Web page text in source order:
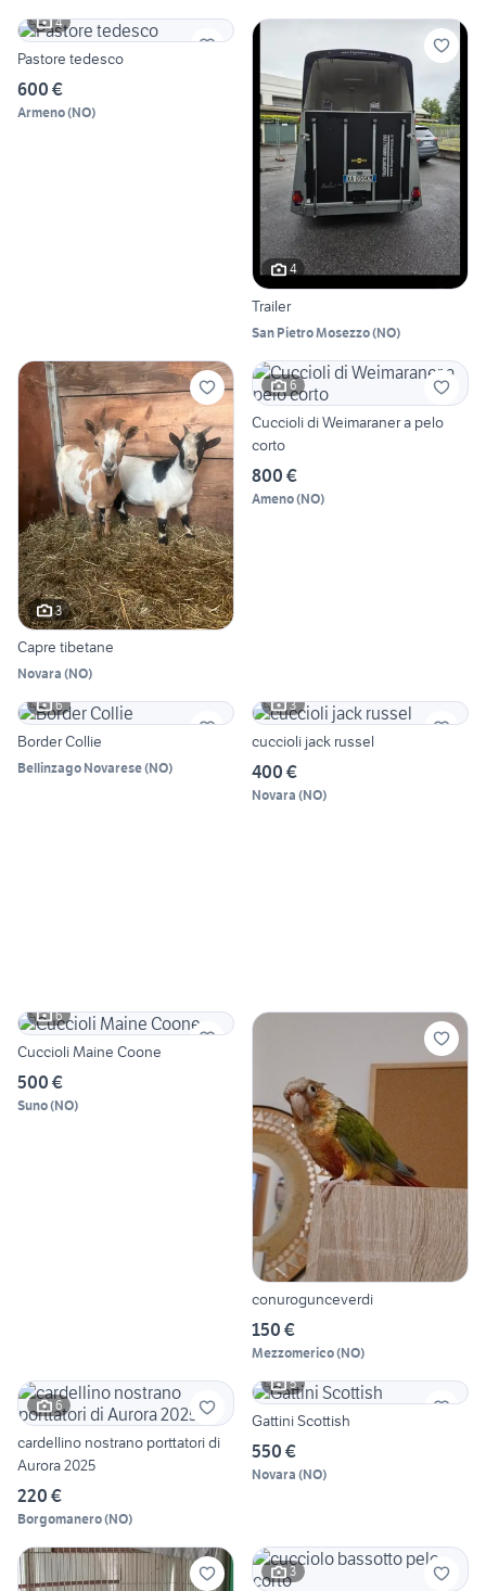
4
Pastore tedesco
600 €
Armeno(NO)
4
Trailer
San Pietro Mosezzo(NO)
3
Capre tibetane
Novara (NO)
6
Cuccioli di Weimaraner a pelo
corto
800 €
Ameno(NO)
6
Border Collie
Bellinzago Novarese(NO)
3
cuccioli jack russel
400 €
Novara (NO)
6
Cuccioli Maine Coone
500 €
Suno(NO)
conurogunceverdi
150 €
Mezzomerico(NO)
6
cardellino nostrano porttatori di
Aurora 2025
220 €
Borgomanero(NO)
5
Gattini Scottish
550 €
Novara (NO)
3